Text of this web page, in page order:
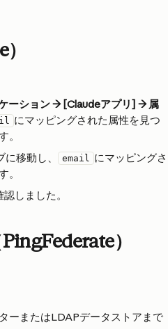
ーション → [Claudeアプリ] → 属
にマッピングされた属性を見つ
。
に移動し、 email にマッピングさ
。
しました。
）
ーまたはLDAPデータストアまで